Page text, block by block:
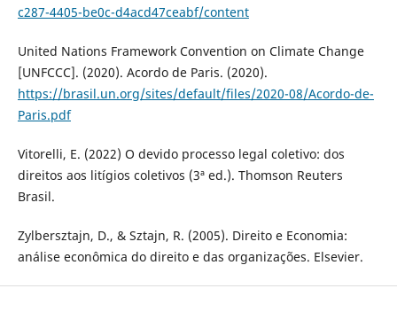
c287-4405-be0c-d4acd47ceabf/content
United Nations Framework Convention on Climate Change
[UNFCCC]. (2020). Acordo de Paris. (2020).
https://brasil.un.org/sites/default/files/2020-08/Acordo-de-
Paris.pdf
Vitorelli, E. (2022) O devido processo legal coletivo: dos
direitos aos litígios coletivos (3ª ed.). Thomson Reuters
Brasil.
Zylbersztajn, D., & Sztajn, R. (2005). Direito e Economia:
análise econômica do direito e das organizações. Elsevier.